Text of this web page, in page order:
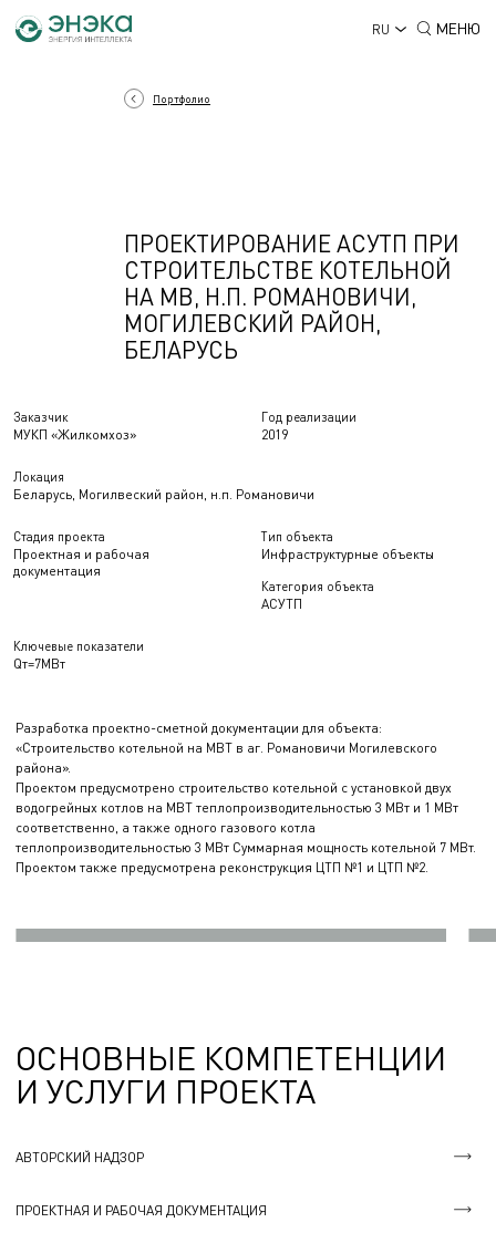
RU МЕНЮ
Заказчик
МУКП «Жилкомхоз»
Год реализации
2019
Локация
Беларусь, Могилвеский район, н.п. Романовичи
Стадия проекта
Проектная и рабочая
документация
Тип объекта
Инфраструктурные объекты
Категория объекта
АСУТП
Ключевые показатели
Qт=7МВт
Портфолио
ПРОЕКТИРОВАНИЕ АСУТП ПРИ
СТРОИТЕЛЬСТВЕ КОТЕЛЬНОЙ
НА МВ, Н.П. РОМАНОВИЧИ,
МОГИЛЕВСКИЙ РАЙОН,
БЕЛАРУСЬ
Разработка проектно-сметной документации для объекта:
«Строительство котельной на МВТ в аг. Романовичи Могилевского
района».
Проектом предусмотрено строительство котельной с установкой двух
водогрейных котлов на МВТ теплопроизводительностью 3 МВт и 1 МВт
соответственно, а также одного газового котла
теплопроизводительностью 3 МВт Суммарная мощность котельной 7 МВт.
Проектом также предусмотрена реконструкция ЦТП №1 и ЦТП №2.
ОСНОВНЫЕ КОМПЕТЕНЦИИ
И УСЛУГИ ПРОЕКТА
АВТОРСКИЙ НАДЗОР
ПРОЕКТНАЯ И РАБОЧАЯ ДОКУМЕНТАЦИЯ